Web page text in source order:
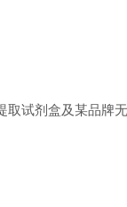
试剂盒及某品牌无